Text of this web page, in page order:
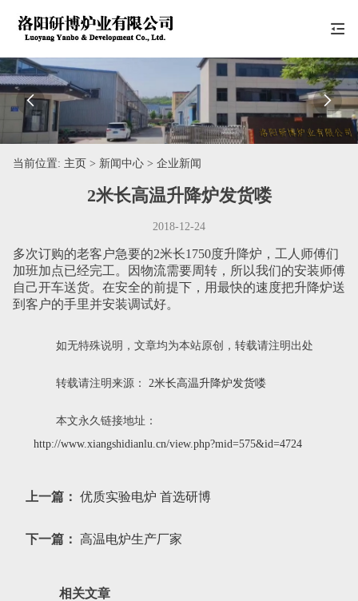
 
当前位置: 主页 > 新闻中心 > 企业新闻
2米长高温升降炉发货喽
2018-12-24
多次订购的老客户急要的2米长1750度升降炉，工人师傅们
加班加点已经完工。因物流需要周转，所以我们的安装师傅
自己开车送货。在安全的前提下，用最快的速度把升降炉送
到客户的手里并安装调试好。
如无特殊说明，文章均为本站原创，转载请注明出处
转载请注明来源： 2米长高温升降炉发货喽
本文永久链接地址：
http://www.xiangshidianlu.cn/view.php?mid=575&id=4724
上一篇： 优质实验电炉 首选研博
下一篇： 高温电炉生产厂家
相关文章